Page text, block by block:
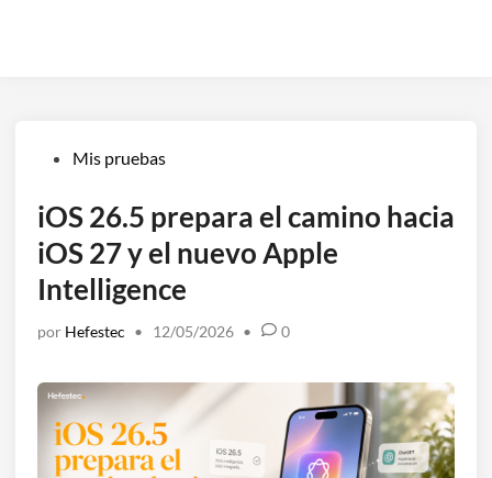
Publicado
Mis pruebas
iOS 26.5 prepara el camino hacia
iOS 27 y el nuevo Apple
Intelligence
por Hefestec • 12/05/2026 • 0